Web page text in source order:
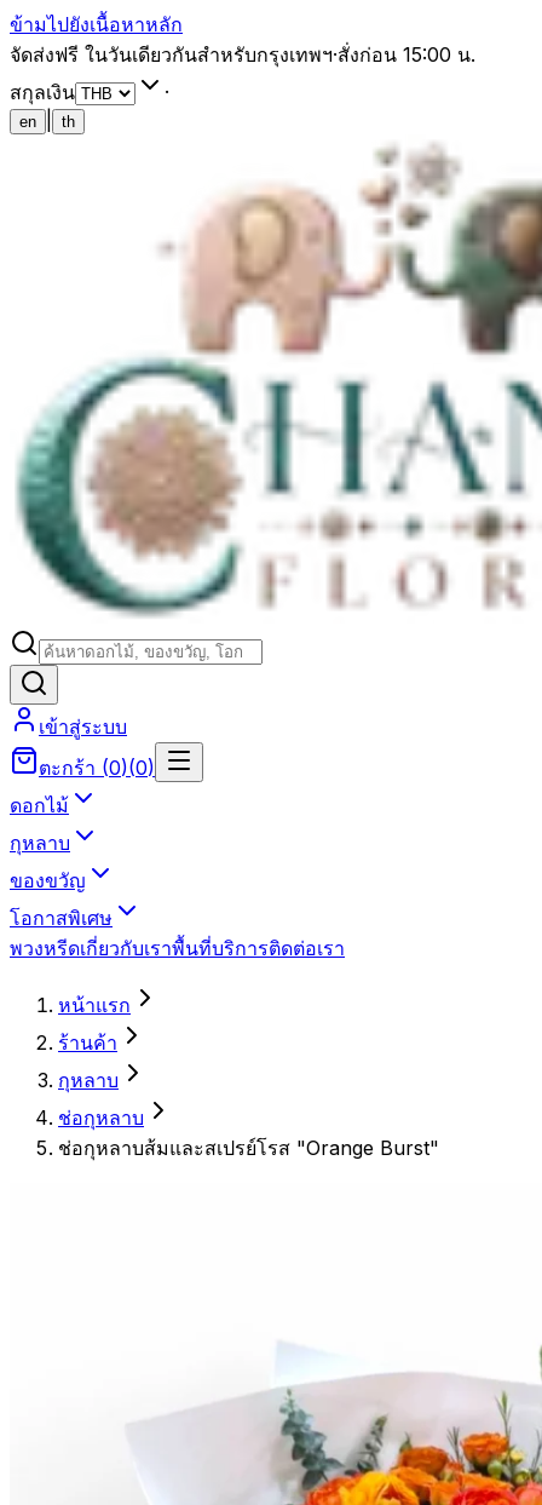
ข้ามไปยังเนื้อหาหลัก
จัดส่งฟรี ในวันเดียวกันสำหรับกรุงเทพฯ·สั่งก่อน 15:00 น.
สกุลเงิน
·
en th
เข้าสู่ระบบ
ตะกร้า (0)(0)
ดอกไม้
กุหลาบ
ของขวัญ
โอกาสพิเศษ
พวงหรีดเกี่ยวกับเราพื้นที่บริการติดต่อเรา
หน้าแรก
ร้านค้า
กุหลาบ
ช่อกุหลาบ
ช่อกุหลาบส้มและสเปรย์โรส "Orange Burst"